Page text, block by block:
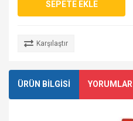
SEPETE EKLE
Karşılaştır
ÜRÜN BİLGİSİ YORUMLAR